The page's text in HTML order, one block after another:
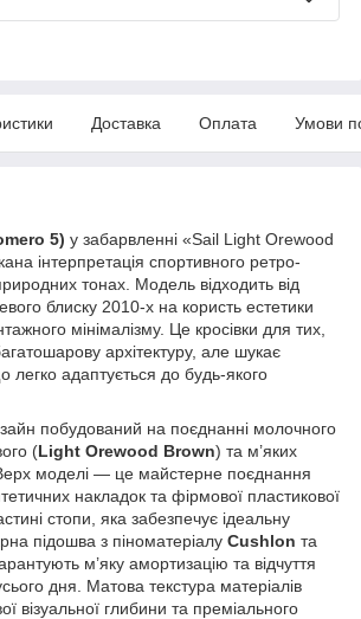
Доставка Оплата Умови
5) у забарвленні «Sail Light Orewood
інтерпретація спортивного ретро-
тонах. Модель відходить від
блиску 2010-х на користь естетики
мінімалізму. Це кросівки для тих,
архітектуру, але шукає
легко адаптується до будь-якого
побудований на поєднанні молочного
(Light Orewood Brown) та м’яких
Верх моделі — це майстерне поєднання
накладок та фірмової пластикової
стопи, яка забезпечує ідеальну
підошва з піноматеріалу Cushlon та
м’яку амортизацію та відчуття
дня. Матова текстура матеріалів
візуальної глибини та преміального